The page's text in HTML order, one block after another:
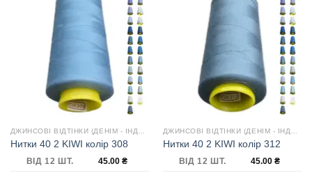
ДЖИНСОВІ ВІДТІНКИ (ДЕНІМ - ІНДИГО)
Нитки 40 2 KIWI колір 308
ВІД 12 ШТ. 45.00 ₴
ДЖИНСОВІ ВІДТІНКИ (ДЕНІМ - ІНДИГО)
Нитки 40 2 KIWI колір 312
ВІД 12 ШТ. 45.00 ₴